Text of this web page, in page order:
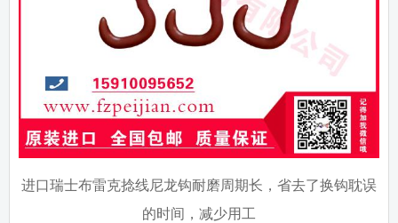
进口瑞士布雷克捻线尼龙钩耐磨周期长，省去了换钩耽误
的时间，减少用工